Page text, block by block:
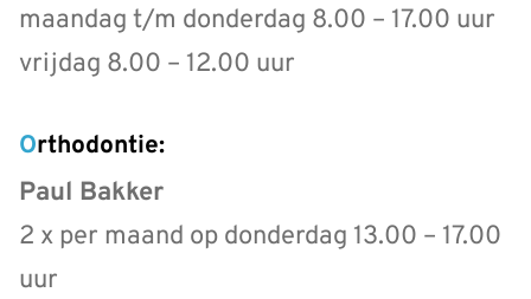
maandag t/m donderdag 8.00 – 17.00 uur
vrijdag 8.00 – 12.00 uur
Orthodontie:
Paul Bakker
2 x per maand op donderdag 13.00 – 17.00
uur